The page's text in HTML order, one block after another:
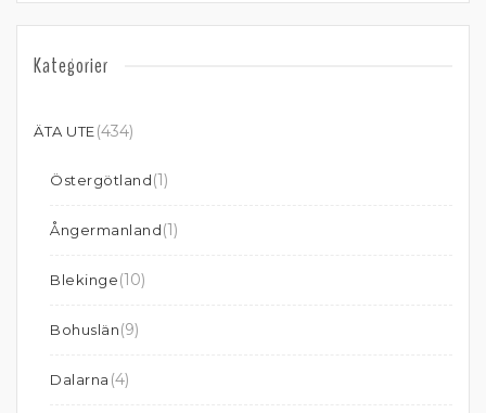
Kategorier
ÄTA UTE(434)
Östergötland(1)
Ångermanland(1)
Blekinge(10)
Bohuslän(9)
Dalarna (4)